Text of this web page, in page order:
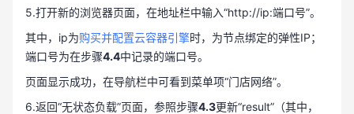
5.打开新的浏览器页面，在地址栏中输入“http://ip:端口号”。
其中，ip为购买并配置云容器引擎时，为节点绑定的弹性IP；
端口号为在步骤4.4中记录的端口号。
页面显示成功，在导航栏中可看到菜单项“门店网络”。
6.返回“无状态负载”页面，参照步骤4.3更新“result”（其中，